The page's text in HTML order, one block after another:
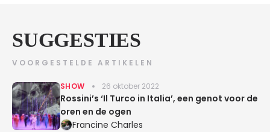
SUGGESTIES
VOORGESTELDE ARTIKELEN
SHOW 26 oktober 2022
Rossini’s ‘Il Turco in Italia’, een genot voor de
oren en de ogen
Francine Charles